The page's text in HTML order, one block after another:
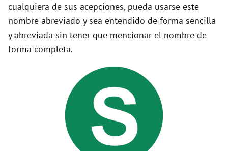
cualquiera de sus acepciones, pueda usarse este
nombre abreviado y sea entendido de forma sencilla
y abreviada sin tener que mencionar el nombre de
forma completa.